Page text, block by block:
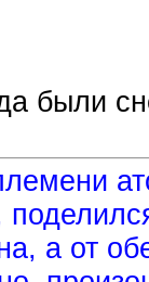
были
а от